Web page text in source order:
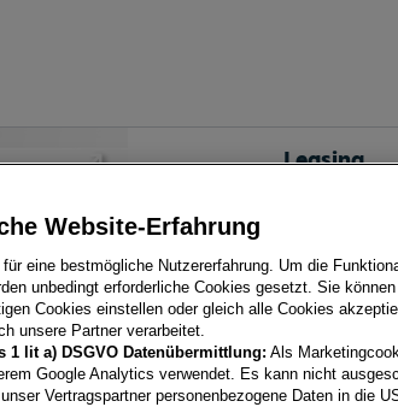
Leasing
Laufzeit
60 Monate
Website-Erfahrung
eine bestmögliche Nutzererfahrung. Um die
unbedingt erforderliche Cookies gesetzt. Sie
Cookies einstellen oder gleich alle Cookies
unsere Partner verarbeitet.
1 lit a) DSGVO Datenübermittlung: Als
Google Analytics verwendet. Es kann nicht
Vertragspartner personenbezogene Daten in die